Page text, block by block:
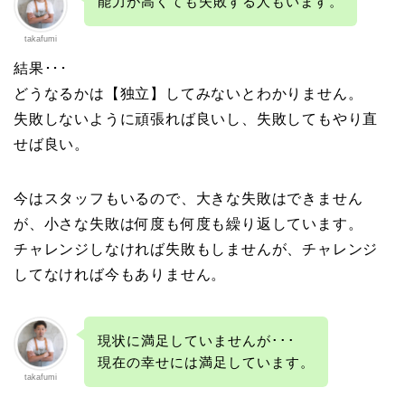
takafumi
結果･･･
どうなるかは【独立】してみないとわかりません。
失敗しないように頑張れば良いし、失敗してもやり直
せば良い。
今はスタッフもいるので、大きな失敗はできません
が、小さな失敗は何度も何度も繰り返しています。
チャレンジしなければ失敗もしませんが、チャレンジ
してなければ今もありません。
takafumi
現状に満足していませんが･･･
現在の幸せには満足しています。